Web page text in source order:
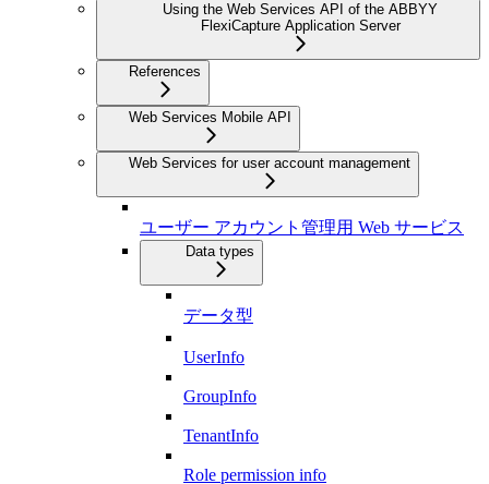
Using the Web Services API of the ABBYY
FlexiCapture Application Server
References
Web Services Mobile API
Web Services for user account management
ユーザー アカウント管理用 Web サービス
Data types
データ型
UserInfo
GroupInfo
TenantInfo
Role permission info